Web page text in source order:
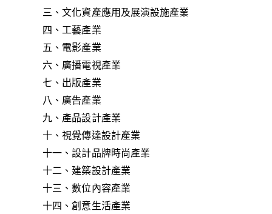
三、文化資產應用及展演設施產業
四、工藝產業
五、電影產業
六、廣播電視產業
七、出版產業
八、廣告產業
九、產品設計產業
十、視覺傳達設計產業
十一、設計品牌時尚產業
十二、建築設計產業
十三、數位內容產業
十四、創意生活產業